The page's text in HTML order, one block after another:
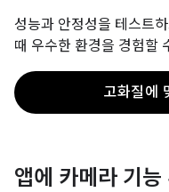
성능과 안정성을 테스트
때 우수한 환경을 경험할
고화질에
앱에 카메라 기능